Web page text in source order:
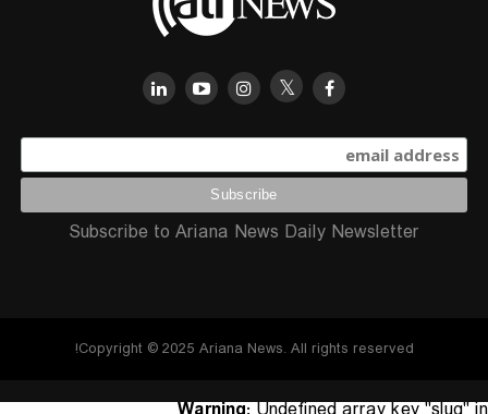
Subscribe to Ariana News Daily Newsletter
Copyright © 2025 Ariana News. All rights reserved!